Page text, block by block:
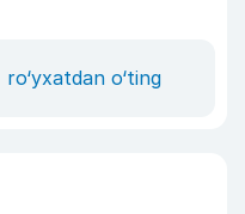
ro‘yxatdan o‘ting